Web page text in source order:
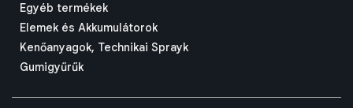
Egyéb termékek
Elemek és Akkumulátorok
Kenőanyagok, Technikai Sprayk
Gumigyűrűk